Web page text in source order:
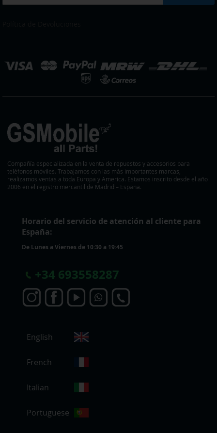
a
Compañía especializada en la venta de repuestos y accesorios para
teléfonos móviles. Trabajamos con las más importantes marcas,
realizamos ventas a toda Europa y America. Estamos inscrito desde el año
2006 en el registro mercantil de Madrid – España.
Horario del servicio de atención al cliente para
España:
De Lunes a Viernes de 10:30 a 19:45
+34 693558287
English
French
Italian
Portuguese